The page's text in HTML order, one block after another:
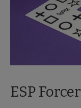
der
ESP Forcer